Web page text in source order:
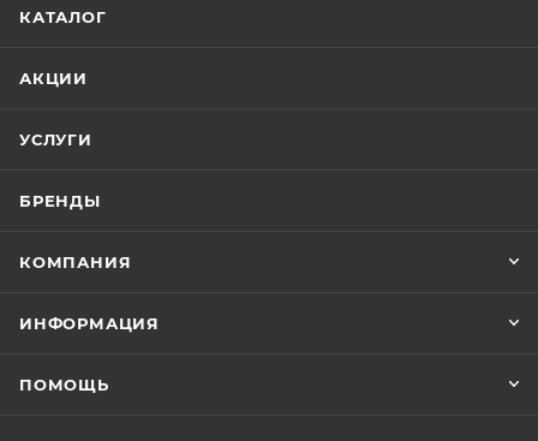
КАТАЛОГ
АКЦИИ
УСЛУГИ
БРЕНДЫ
КОМПАНИЯ
ИНФОРМАЦИЯ
ПОМОЩЬ